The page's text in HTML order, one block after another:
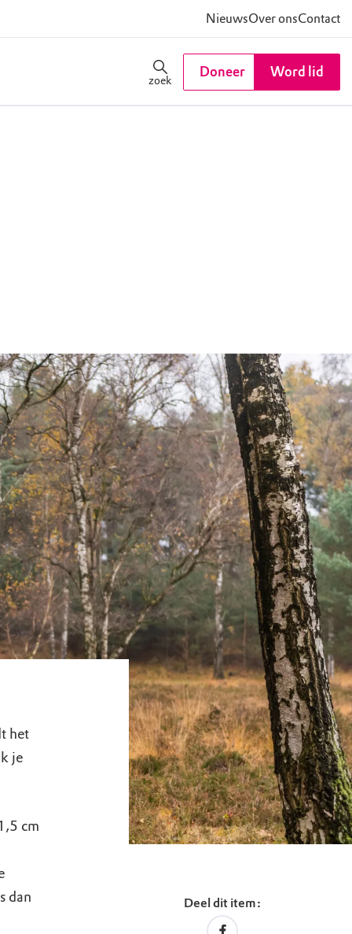
NieuwsOver onsContact
zoek
Doneer Word lid
het
je
cm
dan
Deel dit item: